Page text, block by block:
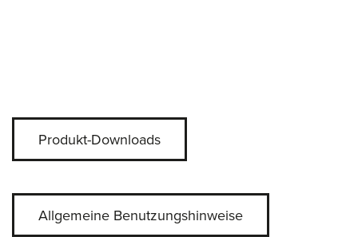
Produkt-Downloads
Allgemeine Benutzungshinweise